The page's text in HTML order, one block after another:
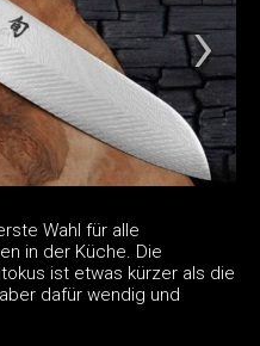
Wahl für alle
in der Küche. Die
ist etwas kürzer als die
dafür wendig und